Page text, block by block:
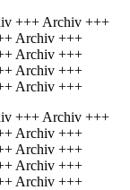
+++ Archiv +++
Archiv +++
Archiv +++
Archiv +++
Archiv +++
+++ Archiv +++
Archiv +++
Archiv +++
Archiv +++
Archiv +++